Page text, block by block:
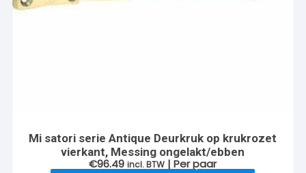
Mi satori serie Antique Deurkruk op krukrozet
vierkant, Messing ongelakt/ebben
€96.49 incl. BTW | Per paar